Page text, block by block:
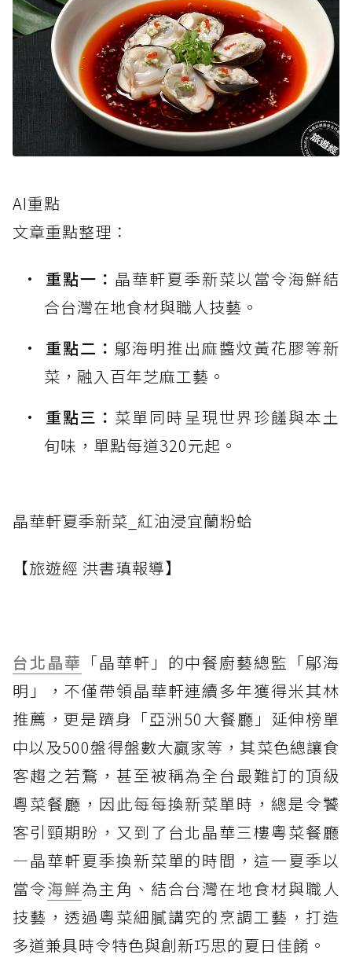
AI重點
文章重點整理：
重點一： 晶華軒夏季新菜以當令海鮮結
合台灣在地食材與職人技藝。
重點二： 鄔海明推出麻醬炆黃花膠等新
菜，融入百年芝麻工藝。
重點三： 菜單同時呈現世界珍饈與本土
旬味，單點每道320元起。
晶華軒夏季新菜_紅油浸宜蘭粉蛤
【旅遊經 洪書瑱報導】
台北晶華 「晶華軒」的中餐廚藝總監「鄔海
明」，不僅帶領晶華軒連續多年獲得米其林
推薦，更是躋身「亞洲50大餐廳」延伸榜單
中以及500盤得盤數大贏家等，其菜色總讓食
客趨之若鶩，甚至被稱為全台最難訂的頂級
粵菜餐廳，因此每每換新菜單時，總是令饕
客引頸期盼，又到了台北晶華三樓粵菜餐廳
—晶華軒夏季換新菜單的時間，這一夏季以
當令海鮮為主角、結合台灣在地食材與職人
技藝，透過粵菜細膩講究的烹調工藝，打造
多道兼具時令特色與創新巧思的夏日佳餚。